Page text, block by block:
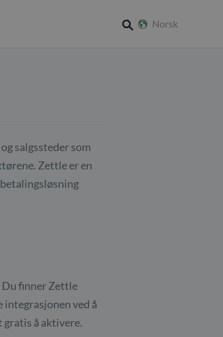
Norsk
salgssteder som
Zettle er en
betalingsløsning
Du finner Zettle
integrasjonen ved å
gratis å aktivere.